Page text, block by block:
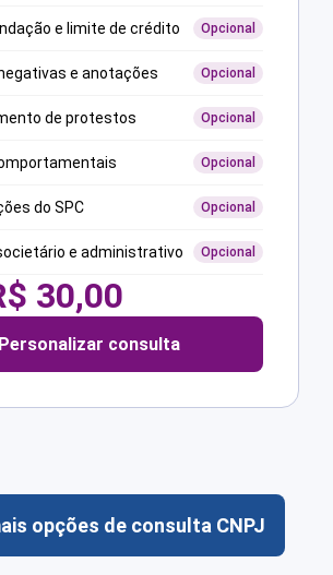
e limite de crédito Opcional
e anotações Opcional
de protestos Opcional
Opcional
do SPC Opcional
e administrativo Opcional
30,00
Personalizar consulta
opções de consulta CNPJ